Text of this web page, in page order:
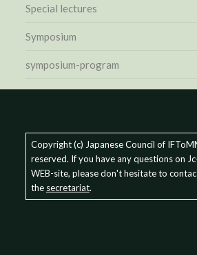
Special lectures
Symposium
symposium-program
Copyright (c) Japanese Council of
reserved. If you have any questions on
WEB-site, please don't hesitate to
the secretariat.